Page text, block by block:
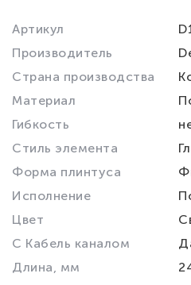
Артикул
Производитель
Страна производства
Материал
Гибкость
Стиль элемента
Форма плинтуса
Исполнение
Цвет
С Кабель каналом
Длина, мм